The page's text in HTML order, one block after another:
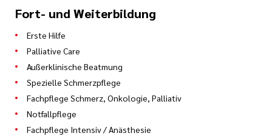
Fort- und Weiterbildung
Erste Hilfe
Palliative Care
Außerklinische Beatmung
Spezielle Schmerzpflege
Fachpflege Schmerz, Onkologie, Palliativ
Notfallpflege
Fachpflege Intensiv / Anästhesie